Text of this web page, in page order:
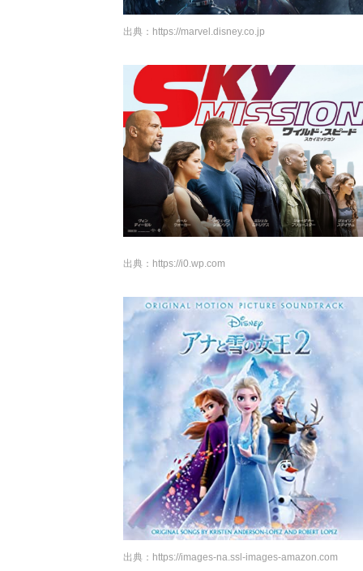
出典： https://marvel.disney.co.jp
出典： https://i0.wp.com
出典： https://images-na.ssl-images-amazon.com